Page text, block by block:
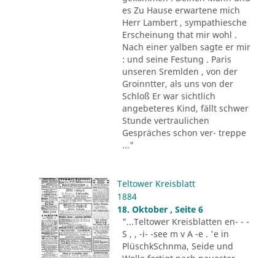
es Zu Hause erwartene mich
Herr Lambert , sympathiesche
Erscheinung that mir wohl .
Nach einer yalben sagte er mir
: und seine Festung . Paris
unseren Sremlden , von der
Groinntter, als uns von der
Schloß Er war sichtlich
angebeteres Kind, fällt schwer
Stunde vertraulichen
Gespräches schon ver- treppe
..."
Teltower Kreisblatt
1884
18. Oktober , Seite 6
"...Teltower Kreisblatten en- - -
S , , -i- -see m v A -e . 'e in
PlüschkSchnma, Seide und